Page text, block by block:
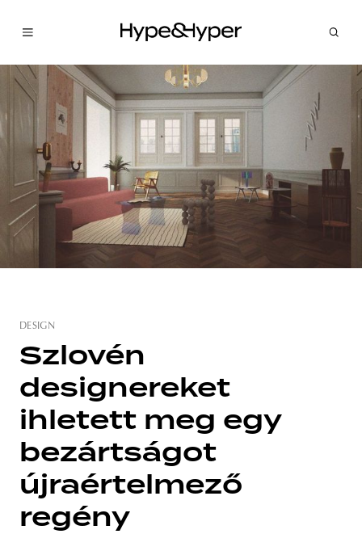
budapest poland branding
DESIGN
Szlovén
designereket
ihletett meg egy
bezártságot
újraértelmező
regény